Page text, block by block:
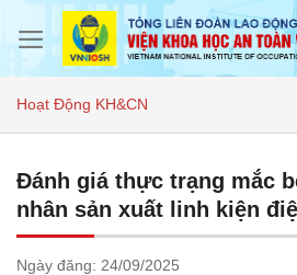
Hoạt Động KH&CN
Đánh giá thực trạng mắc
nhân sản xuất linh kiện
Ngày đăng: 24/09/2025